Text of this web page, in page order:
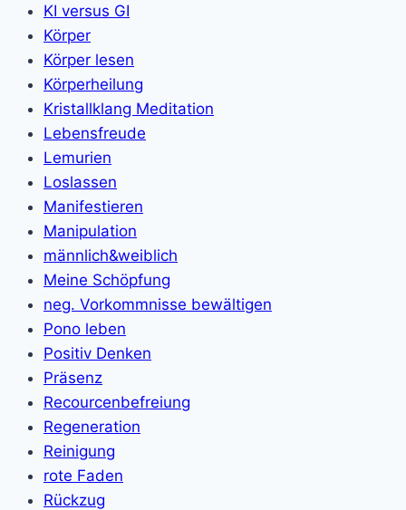
KI versus GI
Körper
Körper lesen
Körperheilung
Kristallklang Meditation
Lebensfreude
Lemurien
Loslassen
Manifestieren
Manipulation
männlich&weiblich
Meine Schöpfung
neg. Vorkommnisse bewältigen
Pono leben
Positiv Denken
Präsenz
Recourcenbefreiung
Regeneration
Reinigung
rote Faden
Rückzug